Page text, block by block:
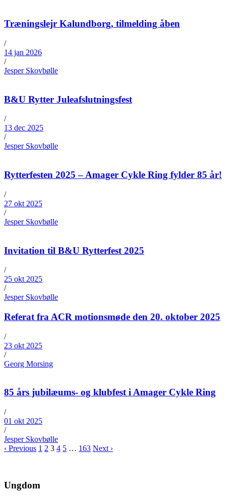
Træningslejr Kalundborg, tilmelding åben
/
14 jan 2026
/
Jesper Skovbølle
B&U Rytter Juleafslutningsfest
/
13 dec 2025
/
Jesper Skovbølle
Rytterfesten 2025 – Amager Cykle Ring fylder 85 år!
/
27 okt 2025
/
Jesper Skovbølle
Invitation til B&U Rytterfest 2025
/
25 okt 2025
/
Jesper Skovbølle
Referat fra ACR motionsmøde den 20. oktober 2025
/
23 okt 2025
/
Georg Morsing
85 års jubilæums- og klubfest i Amager Cykle Ring
/
01 okt 2025
/
Jesper Skovbølle
‹ Previous 1 2 3 4 5 … 163 Next ›
Ungdom